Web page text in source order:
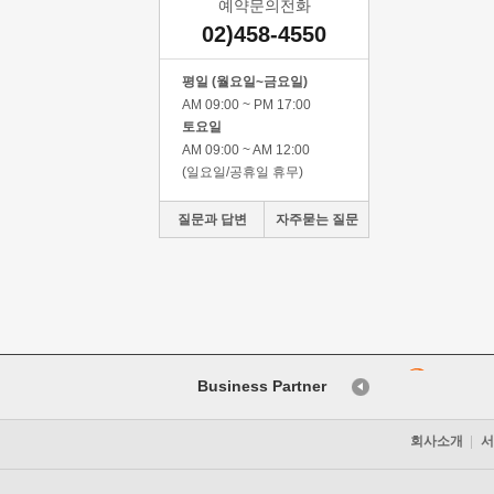
예약문의전화
02)458-4550
평일 (월요일~금요일)
AM 09:00 ~ PM 17:00
토요일
AM 09:00 ~ AM 12:00
(일요일/공휴일 휴무)
질문과 답변 자주묻는 질문
Business Partner
회사소개